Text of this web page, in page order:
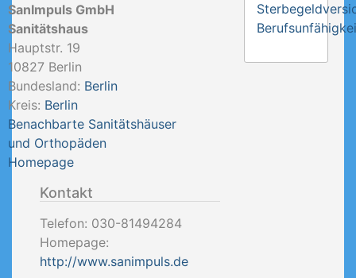
SanImpuls GmbH
Sanitätshaus
Hauptstr. 19
10827 Berlin
Bundesland: Berlin
Kreis: Berlin
Benachbarte Sanitätshäuser
und Orthopäden
Homepage
Kontakt
Telefon: 030-81494284
Homepage:
http://www.sanimpuls.de